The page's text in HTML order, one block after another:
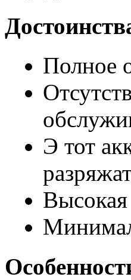
Полное
Э тот
Высокая